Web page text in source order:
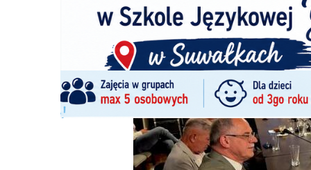
Rail Baltica i DK8. Prezydent Suwałk